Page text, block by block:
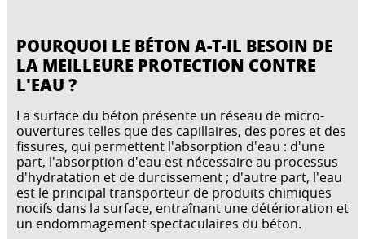
POURQUOI LE BÉTON A-T-IL BESOIN DE
LA MEILLEURE PROTECTION CONTRE
L'EAU ?
La surface du béton présente un réseau de micro-
ouvertures telles que des capillaires, des pores et des
fissures, qui permettent l'absorption d'eau : d'une
part, l'absorption d'eau est nécessaire au processus
d'hydratation et de durcissement ; d'autre part, l'eau
est le principal transporteur de produits chimiques
nocifs dans la surface, entraînant une détérioration et
un endommagement spectaculaires du béton.